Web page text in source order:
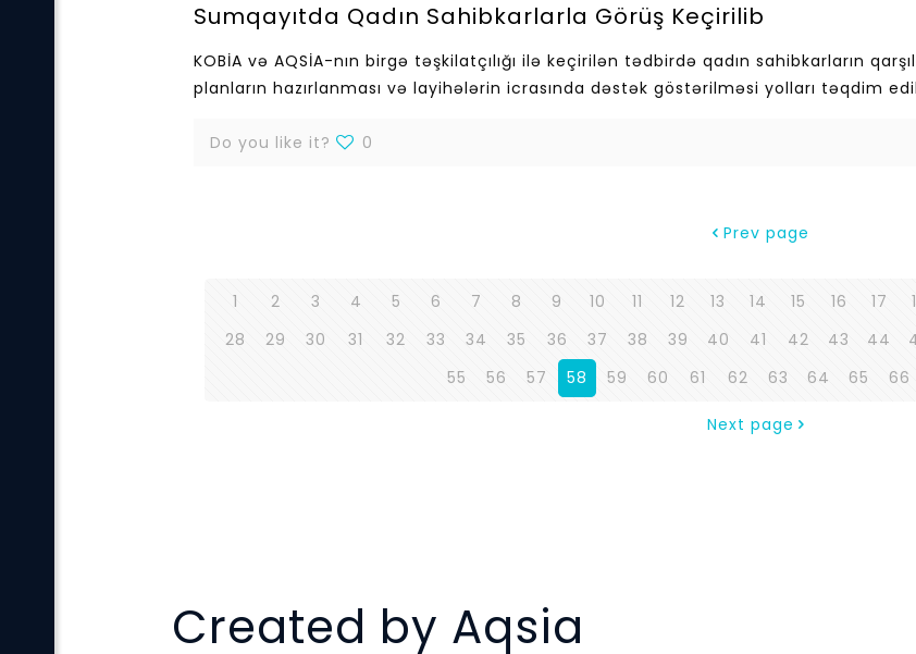
Sumqayıtda Qadın Sahibkarlarla Görüş Keçirilib
KOBİA və AQSİA-nın birgə təşkilatçılığı ilə keçirilən tədbirdə qadın sahibkarların
planların hazırlanması və layihələrin icrasında dəstək göstərilməsi yolları təqdim
Do you like it? 0
Prev page
1 2 3 4 5 6 7 8 9 10 11 12 13 14 15 16 17
28
29 30 31 32 33 34 35 36 37 38 39 40 41 42 43 44
55
56 57 58 59 60 61 62 63 64 65 66
Next page
Created by Aqsia